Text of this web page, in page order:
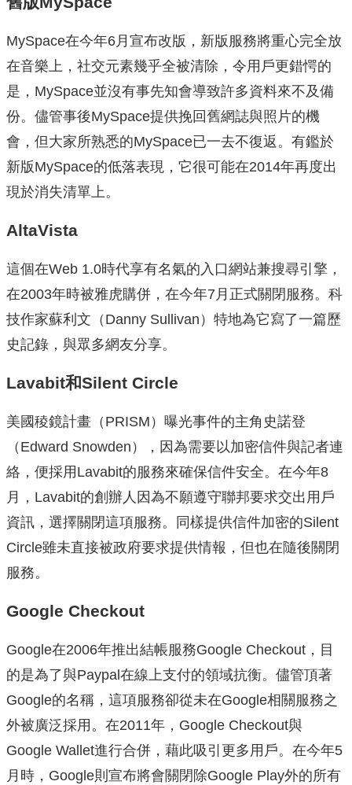
MySpace在今年6月宣布改版，新版服務將重心完全放
在音樂上，社交元素幾乎全被清除，令用戶更錯愕的
是，MySpace並沒有事先知會導致許多資料來不及備
份。儘管事後MySpace提供挽回舊網誌與照片的機
會，但大家所熟悉的MySpace已一去不復返。有鑑於
新版MySpace的低落表現，它很可能在2014年再度出
現於消失清單上。
AltaVista
這個在Web 1.0時代享有名氣的入口網站兼搜尋引擎，
在2003年時被雅虎購併，在今年7月正式關閉服務。科
技作家蘇利文（Danny Sullivan）特地為它寫了一篇歷
史記錄，與眾多網友分享。
Lavabit和Silent Circle
美國稜鏡計畫（PRISM）曝光事件的主角史諾登
（Edward Snowden），因為需要以加密信件與記者連
絡，便採用Lavabit的服務來確保信件安全。在今年8
月，Lavabit的創辦人因為不願遵守聯邦要求交出用戶
資訊，選擇關閉這項服務。同樣提供信件加密的Silent
Circle雖未直接被政府要求提供情報，但也在隨後關閉
服務。
Google Checkout
Google在2006年推出結帳服務Google Checkout，目
的是為了與Paypal在線上支付的領域抗衡。儘管頂著
Google的名稱，這項服務卻從未在Google相關服務之
外被廣泛採用。在2011年，Google Checkout與
Google Wallet進行合併，藉此吸引更多用戶。在今年5
月時，Google則宣布將會關閉除Google Play外的所有